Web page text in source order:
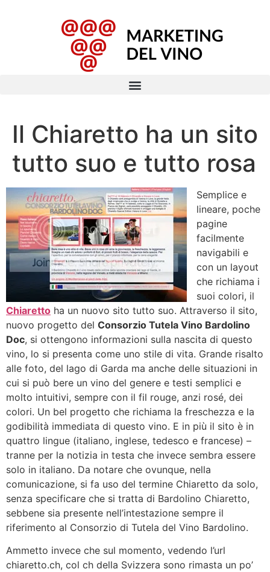
Il Chiaretto ha un sito
tutto suo e tutto rosa
Semplice e
lineare, poche
pagine
facilmente
navigabili e
con un layout
che richiama i
suoi colori, il
Chiaretto ha un nuovo sito tutto suo. Attraverso il sito,
nuovo progetto del Consorzio Tutela Vino Bardolino
Doc, si ottengono informazioni sulla nascita di questo
vino, lo si presenta come uno stile di vita. Grande risalto
alle foto, del lago di Garda ma anche delle situazioni in
cui si può bere un vino del genere e testi semplici e
molto intuitivi, sempre con il fil rouge, anzi rosé, dei
colori. Un bel progetto che richiama la freschezza e la
godibilità immediata di questo vino. E in più il sito è in
quattro lingue (italiano, inglese, tedesco e francese) –
tranne per la notizia in testa che invece sembra essere
solo in italiano. Da notare che ovunque, nella
comunicazione, si fa uso del termine Chiaretto da solo,
senza specificare che si tratta di Bardolino Chiaretto,
sebbene sia presente nell’intestazione sempre il
riferimento al Consorzio di Tutela del Vino Bardolino.
Ammetto invece che sul momento, vedendo l’url
chiaretto.ch, col ch della Svizzera sono rimasta un po’